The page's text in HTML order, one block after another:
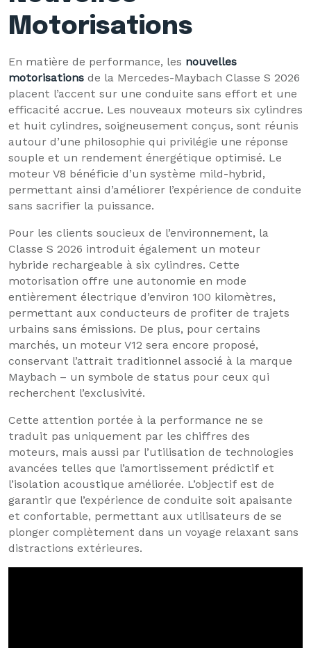
Motorisations
En matière de performance, les nouvelles
motorisations de la Mercedes-Maybach Classe S 2026
placent l’accent sur une conduite sans effort et une
efficacité accrue. Les nouveaux moteurs six cylindres
et huit cylindres, soigneusement conçus, sont réunis
autour d’une philosophie qui privilégie une réponse
souple et un rendement énergétique optimisé. Le
moteur V8 bénéficie d’un système mild-hybrid,
permettant ainsi d’améliorer l’expérience de conduite
sans sacrifier la puissance.
Pour les clients soucieux de l’environnement, la
Classe S 2026 introduit également un moteur
hybride rechargeable à six cylindres. Cette
motorisation offre une autonomie en mode
entièrement électrique d’environ 100 kilomètres,
permettant aux conducteurs de profiter de trajets
urbains sans émissions. De plus, pour certains
marchés, un moteur V12 sera encore proposé,
conservant l’attrait traditionnel associé à la marque
Maybach – un symbole de status pour ceux qui
recherchent l’exclusivité.
Cette attention portée à la performance ne se
traduit pas uniquement par les chiffres des
moteurs, mais aussi par l’utilisation de technologies
avancées telles que l’amortissement prédictif et
l’isolation acoustique améliorée. L’objectif est de
garantir que l’expérience de conduite soit apaisante
et confortable, permettant aux utilisateurs de se
plonger complètement dans un voyage relaxant sans
distractions extérieures.